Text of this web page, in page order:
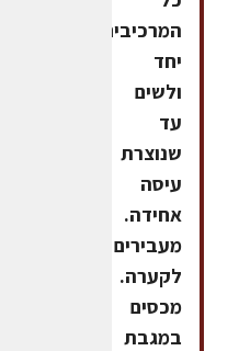
המרכיבים
יחד
ולשים
עד
שנוצרת
עיסה
אחידה.
מעבירים
לקערה.
מכסים
במגבת